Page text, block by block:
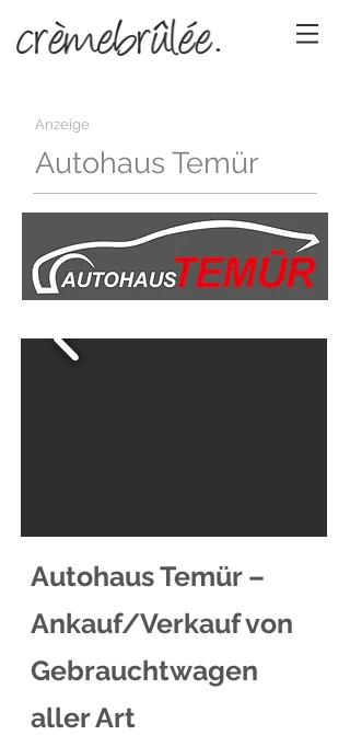
Anzeige
Autohaus Temür
Autohaus Temür –
Ankauf/Verkauf von
Gebrauchtwagen
aller Art